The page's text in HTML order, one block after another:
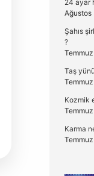
24 ayar
Ağustos
Şahıs
?
Taş
Kozmik
Karma